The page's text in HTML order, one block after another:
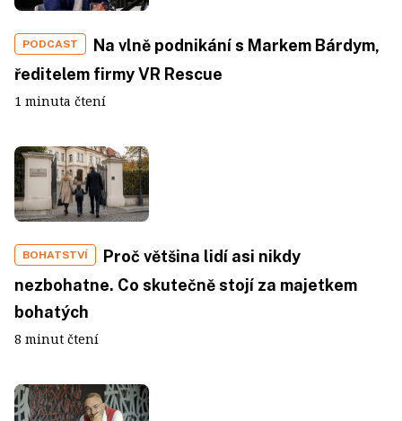
PODCAST
Na vlně podnikání s Markem Bárdym,
ředitelem firmy VR Rescue
1 minuta čtení
BOHATSTVÍ
Proč většina lidí asi nikdy
nezbohatne. Co skutečně stojí za majetkem
bohatých
8 minut čtení